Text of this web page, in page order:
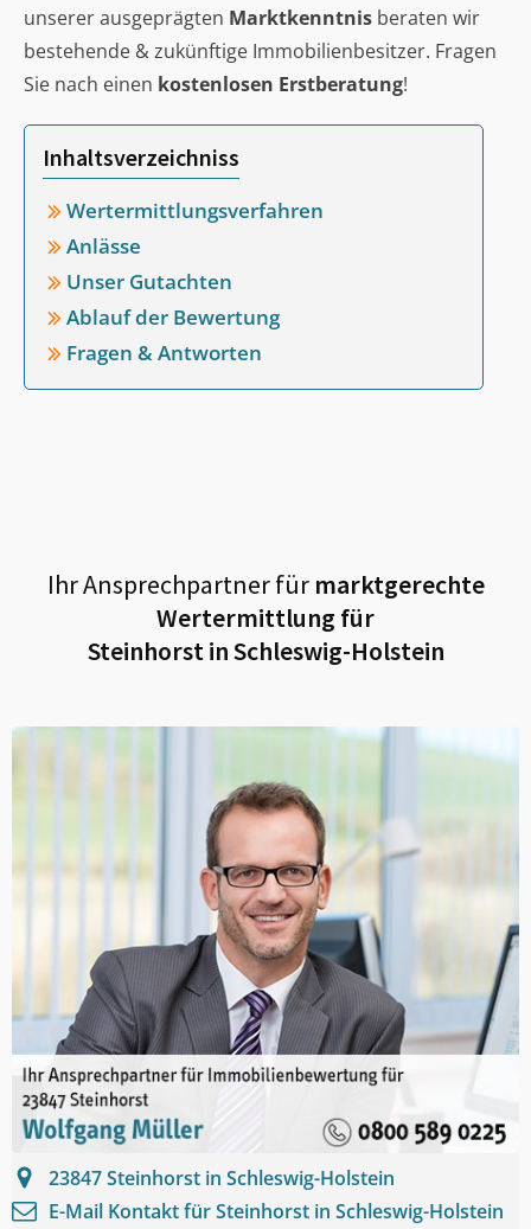
unserer ausgeprägten Marktkenntnis beraten wir
bestehende & zukünftige Immobilienbesitzer. Fragen
Sie nach einen kostenlosen Erstberatung!
Inhaltsverzeichniss
Wertermittlungsverfahren
Anlässe
Unser Gutachten
Ablauf der Bewertung
Fragen & Antworten
Ihr Ansprechpartner fürmarktgerechte
Wertermittlung für
Steinhorst in Schleswig-Holstein
23847Steinhorst in Schleswig-Holstein
E-Mail Kontakt fürSteinhorst in Schleswig-Holstein